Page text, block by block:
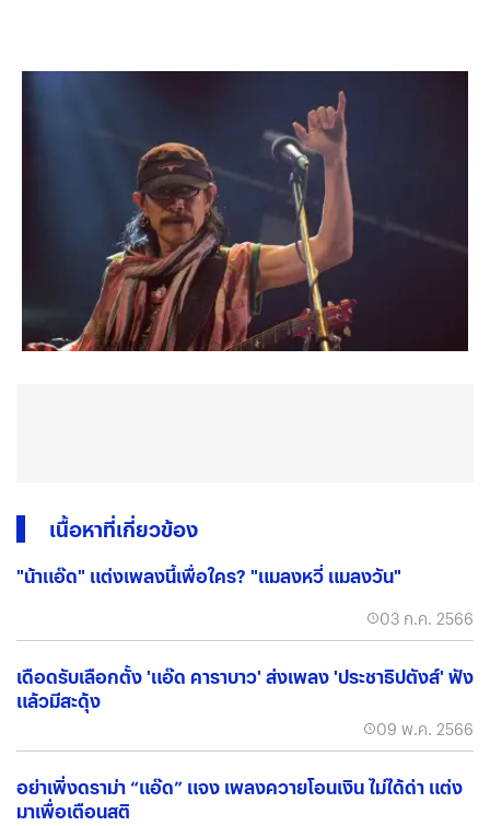
เนื้อหาที่เกี่ยวข้อง
"น้าแอ๊ด" แต่งเพลงนี้เพื่อใคร? "แมลงหวี่ แมลงวัน"
03 ก.ค. 2566
เดือดรับเลือกตั้ง 'แอ๊ด คาราบาว' ส่งเพลง 'ประชาธิปตังส์' ฟัง
แล้วมีสะดุ้ง
09 พ.ค. 2566
อย่าเพิ่งดราม่า “แอ๊ด” แจง เพลงควายโอนเงิน ไม่ได้ด่า แต่ง
มาเพื่อเตือนสติ